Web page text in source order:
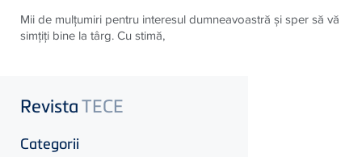
Mii de mulţumiri pentru interesul dumneavoastră şi sper să vă
simţiţi bine la târg. Cu stimă,
RevistaTECE
Categorii